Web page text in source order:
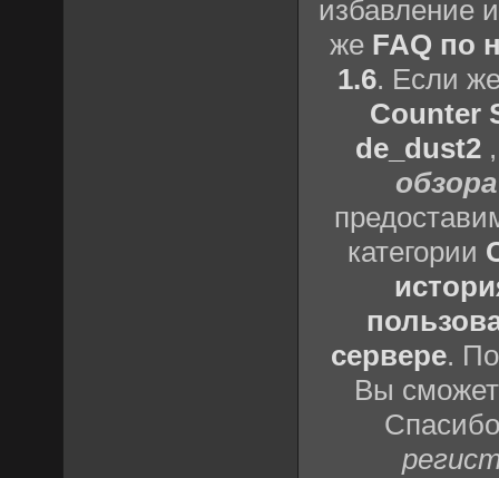
избавление
же FAQ по
1.6. Если
Counter
de_dust2
категории
сервере.
Вы